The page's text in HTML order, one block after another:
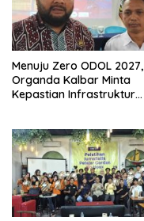
Menuju Zero ODOL 2027,
Organda Kalbar Minta
Kepastian Infrastruktur